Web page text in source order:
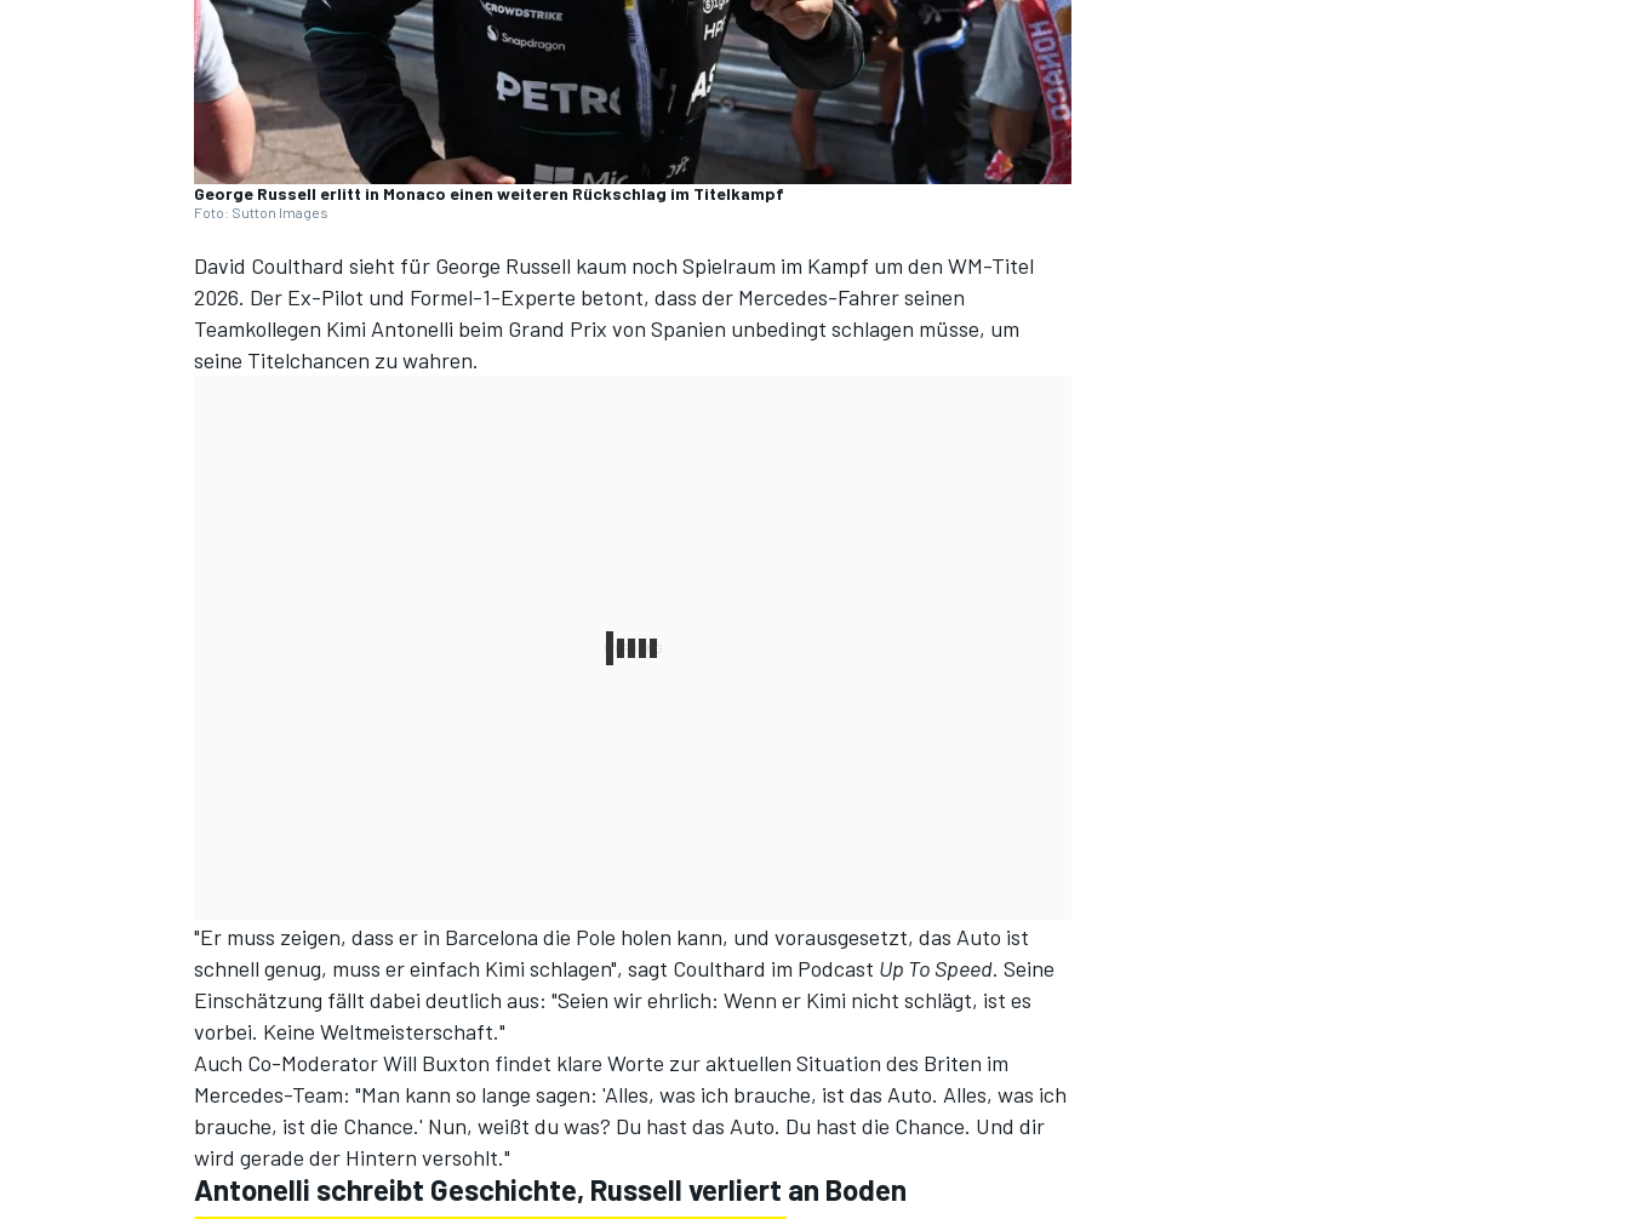
DTM
George Russell erlitt in Monaco einen weiteren Rückschlag im Titelkampf
Foto: Sutton Images
David Coulthard sieht für George Russell kaum noch Spielraum im Kampf um den WM-Titel
2026. Der Ex-Pilot und Formel-1-Experte betont, dass der Mercedes-Fahrerseinen
Teamkollegen Kimi Antonelli beim Grand Prix von Spanien unbedingt schlagen müsse, um
seine Titelchancen zu wahren.
"Er muss zeigen, dass er in Barcelona die Pole holen kann, und vorausgesetzt, das Auto ist
schnell genug, muss er einfach Kimi schlagen", sagt Coulthard im Podcast Up To Speed. Seine
Einschätzung fällt dabei deutlich aus: "Seien wir ehrlich: Wenn er Kimi nicht schlägt, ist es
vorbei. Keine Weltmeisterschaft."
Auch Co-Moderator Will Buxton findet klare Worte zur aktuellen Situation des Briten im
Mercedes-Team: "Man kann so lange sagen: 'Alles, was ich brauche, ist das Auto. Alles, was ich
brauche, ist die Chance.' Nun, weißt du was? Du hast das Auto. Du hast die Chance. Und dir
wird gerade der Hintern versohlt."
Antonelli schreibt Geschichte, Russell verliert an Boden